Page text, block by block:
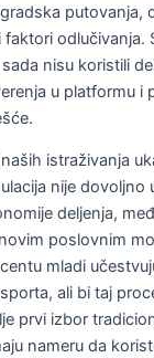
putovanja,
odlučivanja.
nisu koristili
u platformu i
istraživanja
nije dovolјno
deljenja,
poslovnim
mladi
ali bi taj
prvi izbor
nameru da